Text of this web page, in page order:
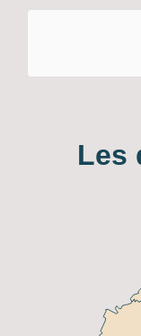
Les